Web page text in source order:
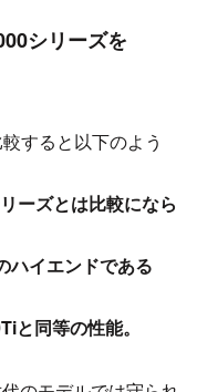
シリーズを
すると以下のよう
ーズとは比較になら
ハイエンドである
と同等の性能。